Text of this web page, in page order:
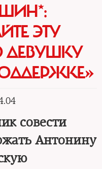
ЭТУ
совести
Антонину